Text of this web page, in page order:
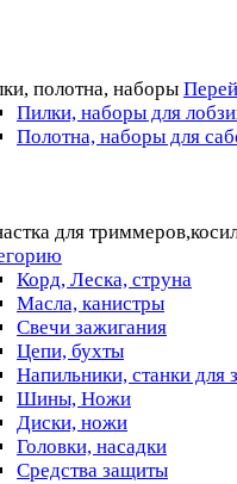
полотна, наборы
Пилки, наборы для
Полотна, наборы для
для
Корд, Леска, струна
Масла, канистры
Свечи зажигания
Цепи, бухты
Напильники, станки для
Шины, Ножи
Диски, ножи
Головки, насадки
Средства защиты